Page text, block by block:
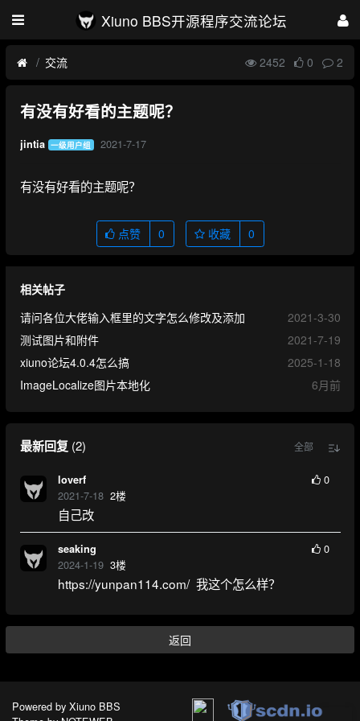
Xiuno BBS开源程序交流论坛
交流 2452 0 2
有没有好看的主题呢？
jintia 一级用户组 2021-7-17
有没有好看的主题呢？
点赞 0 收藏 0
相关帖子
请问各位大佬输入框里的文字怎么修改及添加
2021-3-30
测试图片和附件
2021-7-19
xiuno论坛4.0.4怎么搞
2025-1-18
ImageLocalize图片本地化
6月前
最新回复(2) 全部
loverf
2021-7-18 2楼
0
自己改
seaking
2024-1-19 3楼
0
https://yunpan114.com/ 我这个怎么样？
返回
Powered by Xiuno BBS